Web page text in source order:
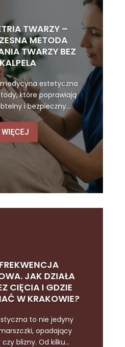
TWARZY –
METODA
TWARZY BEZ
medycyna estetyczna
które poprawiają
i bezpieczny...
WIĘCEJ
JAK DZIAŁA
CIĘCIA I GDZIE
W KRAKOWIE?
to nie jedyny
opadający
blizny. Od kilku...